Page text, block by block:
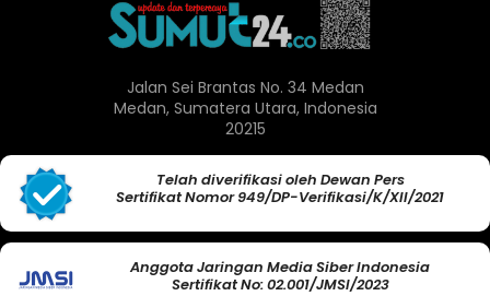
Jalan Sei Brantas No. 34 Medan
Medan, Sumatera Utara, Indonesia
20215
Telah diverifikasi oleh Dewan Pers
Sertifikat Nomor 949/DP-Verifikasi/K/XII/2021
Anggota Jaringan Media Siber Indonesia
Sertifikat No: 02.001/JMSI/2023